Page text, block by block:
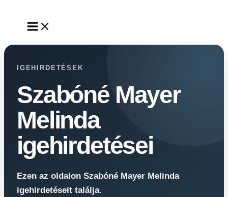
IGEHIRDETÉSEK
Szabóné Mayer
Melinda
igehirdetései
Ezen az oldalon Szabóné Mayer Melinda
igehirdetéseit találja.